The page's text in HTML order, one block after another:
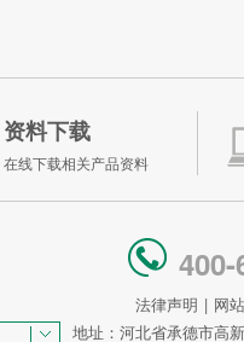
资料下载
在线下载相关产品资料
400-
法律声明 | 网
地址：河北省承德市高